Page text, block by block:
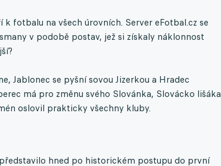
fotbalu na všech úrovních. Server eFotbal.cz se
v podobě postav, jež si získaly náklonnost
Jablonec se pyšní sovou Jizerkou a Hradec
má pro změnu svého Slovánka, Slovácko lišáka
oslovil prakticky všechny kluby.
hned po historickém postupu do první